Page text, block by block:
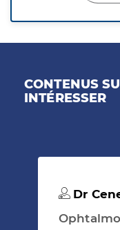
CONTENUS
INTÉRESSER
Dr